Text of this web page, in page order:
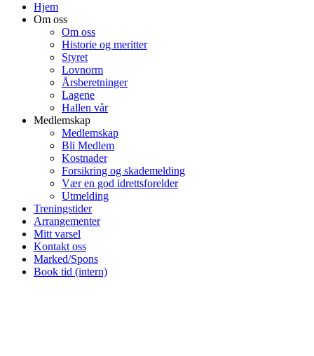
Hjem
Om oss
Om oss
Historie og meritter
Styret
Lovnorm
Årsberetninger
Lagene
Hallen vår
Medlemskap
Medlemskap
Bli Medlem
Kostnader
Forsikring og skademelding
Vær en god idrettsforelder
Utmelding
Treningstider
Arrangementer
Mitt varsel
Kontakt oss
Marked/Spons
Book tid (intern)